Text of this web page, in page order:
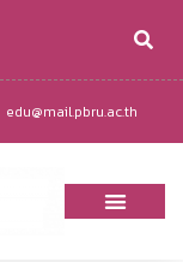
edu@mail.pbru.ac.th